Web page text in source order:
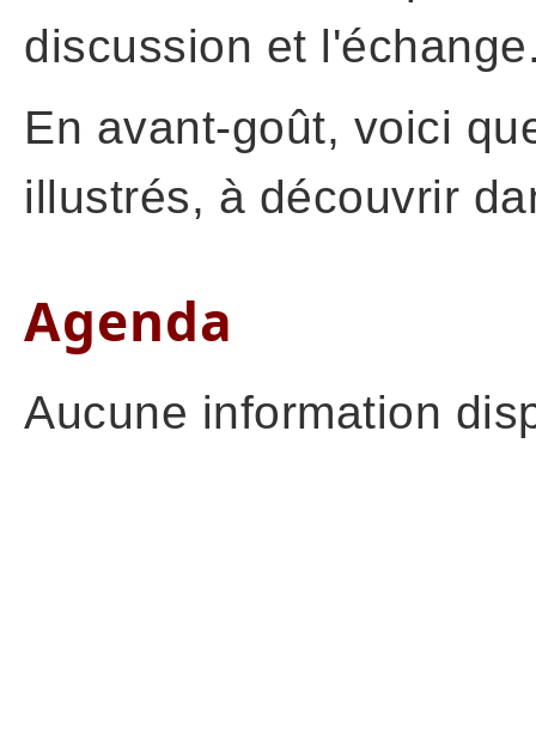
discussion et
En avant-goût, voici
illustrés, à découvrir
Agenda
Aucune information